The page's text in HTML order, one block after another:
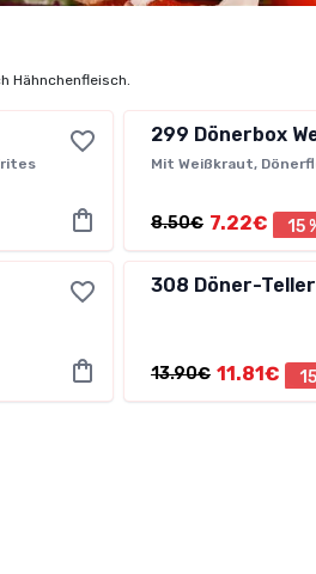
Hähnchenﬂeisch.
299 Dönerbox
Mit Weißkraut,
8.50€ 7.22€ 15
308 Döner-Teller
13.90€ 11.81€